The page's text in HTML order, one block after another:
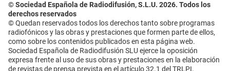
© Sociedad Española de Radiodifusión, S.L.U. 2026. Todos los
derechos reservados
© Quedan reservados todos los derechos tanto sobre programas
radiofónicos y las obras y prestaciones que formen parte de ellos,
como sobre los contenidos publicados en esta página web.
Sociedad Española de Radiodifusión SLU ejerce la oposición
expresa frente al uso de sus obras y prestaciones en la elaboración
de revistas de prensa prevista en el artículo 32.1 del TRLPI.